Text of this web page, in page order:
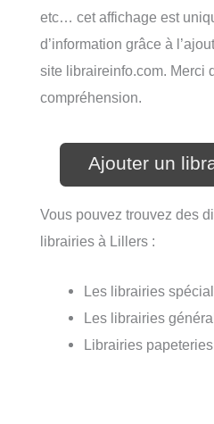
etc… cet affichage est
d’information grâce à
site libraireinfo.com. Merci
compréhension.
Ajouter un
Vous pouvez trouvez des
librairies à Lillers :
Les librairies
Les librairies
Librairies